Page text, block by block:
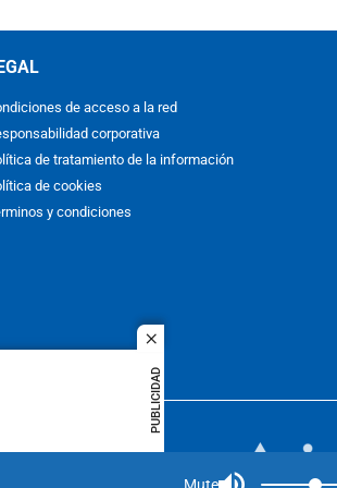
close
PUBLICIDAD
de acceso a la red
corporativa
de tratamiento de la información
de cookies
y condiciones
idioma